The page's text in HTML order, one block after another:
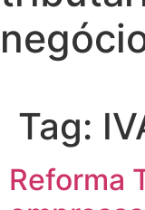
Tag:
Reforma